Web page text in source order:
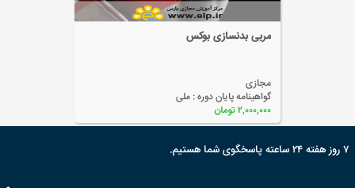
مربی ایروبیک
گواهینامه پایان دوره :
۷ روز هفته ۲۴ ساعته پاسخگوی شما هستیم.